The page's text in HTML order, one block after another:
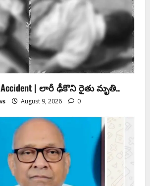
Accident | లారీ ఢీకొని రైతు మృతి..
August 9, 2026 0